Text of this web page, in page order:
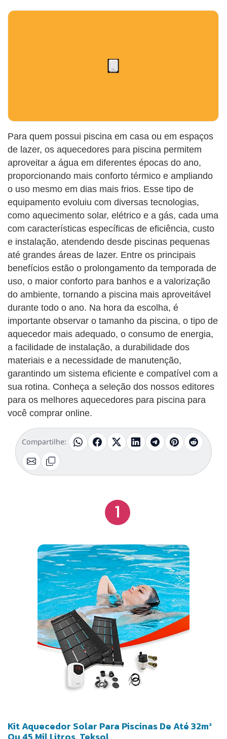
Para quem possui piscina em casa ou em espaços
de lazer, os aquecedores para piscina permitem
aproveitar a água em diferentes épocas do ano,
proporcionando mais conforto térmico e ampliando
o uso mesmo em dias mais frios. Esse tipo de
equipamento evoluiu com diversas tecnologias,
como aquecimento solar, elétrico e a gás, cada uma
com características específicas de eficiência, custo
e instalação, atendendo desde piscinas pequenas
até grandes áreas de lazer. Entre os principais
benefícios estão o prolongamento da temporada de
uso, o maior conforto para banhos e a valorização
do ambiente, tornando a piscina mais aproveitável
durante todo o ano. Na hora da escolha, é
importante observar o tamanho da piscina, o tipo de
aquecedor mais adequado, o consumo de energia,
a facilidade de instalação, a durabilidade dos
materiais e a necessidade de manutenção,
garantindo um sistema eficiente e compatível com a
sua rotina. Conheça a seleção dos nossos editores
para os melhores aquecedores para piscina para
você comprar online.
Compartilhe:
1
Kit Aquecedor Solar Para Piscinas De Até 32m²